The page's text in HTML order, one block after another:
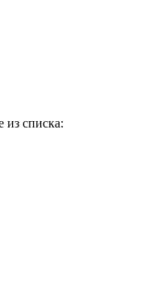
из списка: